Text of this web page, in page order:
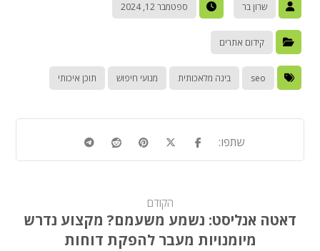
שרון בר ספטמבר 12, 2024
קידום אתרים
seo בינה מלאכותית מנועי חיפוש תוכן איכותי
הקודם
דאטה אנליסט: נשמע משעמם? מקצוע נדרש
מיומנויות מעבר להפקת דוחות